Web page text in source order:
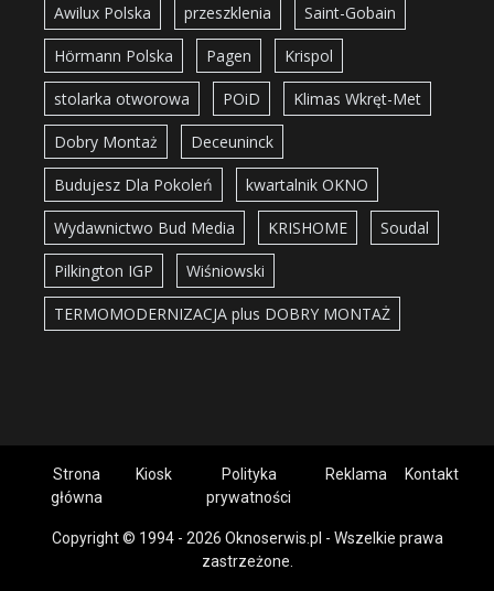
Awilux Polska przeszklenia Saint-Gobain
Hörmann Polska Pagen Krispol
stolarka otworowa POiD Klimas Wkręt-Met
Dobry Montaż Deceuninck
Budujesz Dla Pokoleń kwartalnik OKNO
Wydawnictwo Bud Media KRISHOME Soudal
Pilkington IGP Wiśniowski
TERMOMODERNIZACJA plus DOBRY MONTAŻ
Strona
główna
Kiosk
Polityka
prywatności
Reklama Kontakt
Copyright © 1994 - 2026 Oknoserwis.pl - Wszelkie prawa
zastrzeżone.